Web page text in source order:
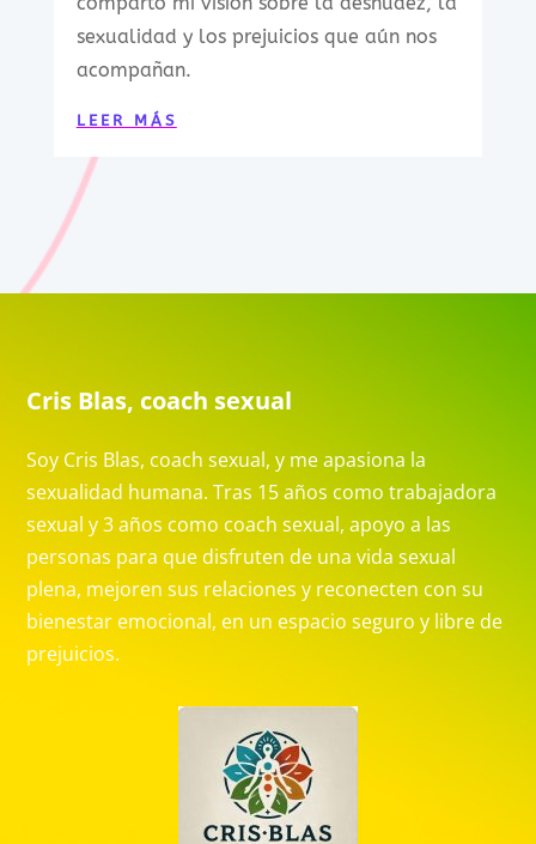
sexualidad y los prejuicios que aún nos
acompañan.
LEER MÁS
Cris Blas, coach sexual
Soy Cris Blas, coach sexual, y me apasiona la
sexualidad humana. Tras 15 años como trabajadora
sexual y 3 años como coach sexual, apoyo a las
personas para que disfruten de una vida sexual
plena, mejoren sus relaciones y reconecten con su
bienestar emocional, en un espacio seguro y libre de
prejuicios.